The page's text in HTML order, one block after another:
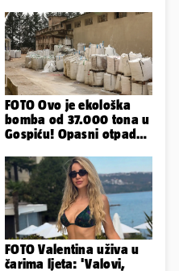
FOTO Ovo je ekološka
bomba od 37.000 tona u
Gospiću! Opasni otpad
FOTO Valentina uživa u
čarima ljeta: 'Valovi,